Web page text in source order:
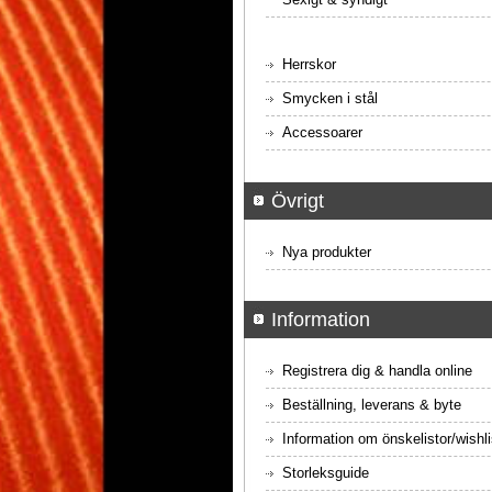
Herrskor
Smycken i stål
Accessoarer
Övrigt
Nya produkter
Information
Registrera dig & handla online
Beställning, leverans & byte
Information om önskelistor/
Storleksguide